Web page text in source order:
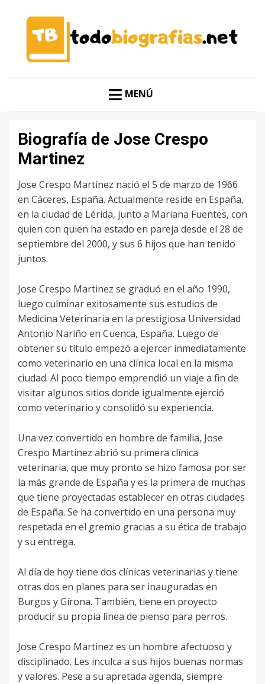
TODO BIOGRAFÍAS
MENÚ
Biografía de Jose Crespo
Martinez
Jose Crespo Martinez nació el 5 de marzo de 1966
en Cáceres, España. Actualmente reside en España,
en la ciudad de Lérida, junto a Mariana Fuentes, con
quien con quien ha estado en pareja desde el 28 de
septiembre del 2000, y sus 6 hijos que han tenido
juntos.
Jose Crespo Martinez se graduó en el año 1990,
luego culminar exitosamente sus estudios de
Medicina Veterinaria en la prestigiosa Universidad
Antonio Nariño en Cuenca, España. Luego de
obtener su título empezó a ejercer inmediatamente
como veterinario en una clínica local en la misma
ciudad. Al poco tiempo emprendió un viaje a fin de
visitar algunos sitios donde igualmente ejerció
como veterinario y consolidó su experiencia.
Una vez convertido en hombre de familia, Jose
Crespo Martinez abrió su primera clínica
veterinaria, que muy pronto se hizo famosa por ser
la más grande de España y es la primera de muchas
que tiene proyectadas establecer en otras ciudades
de España. Se ha convertido en una persona muy
respetada en el gremio gracias a su ética de trabajo
y su entrega.
Al día de hoy tiene dos clínicas veterinarias y tiene
otras dos en planes para ser inauguradas en
Burgos y Girona. También, tiene en proyecto
producir su propia línea de pienso para perros.
Jose Crespo Martinez es un hombre afectuoso y
disciplinado. Les inculca a sus hijos buenas normas
y valores. Pese a su apretada agenda, siempre